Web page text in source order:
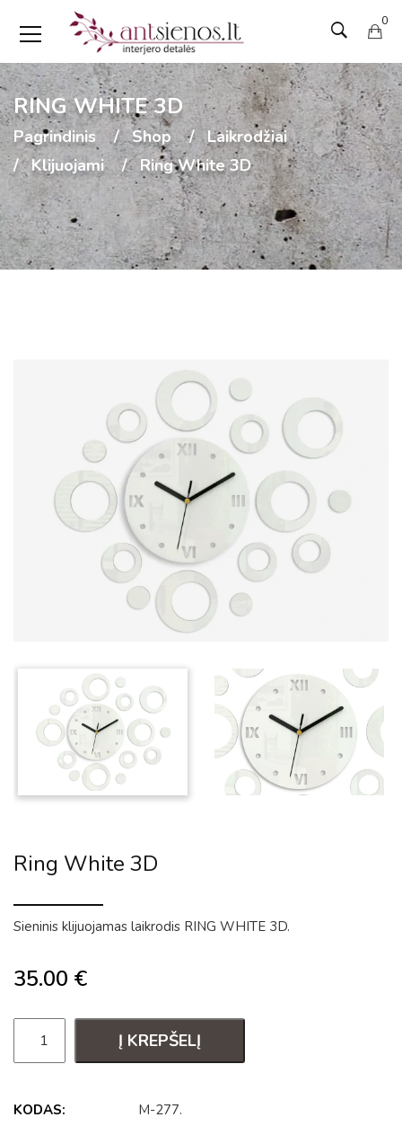
0
RING WHITE 3D
Pagrindinis Shop
Laikrodžiai
Klijuojami
Ring White 3D
Ring White 3D
Sieninis klijuojamas laikrodis RING WHITE 3D.
35.00 €
Į KREPŠELĮ
KODAS: M-277.